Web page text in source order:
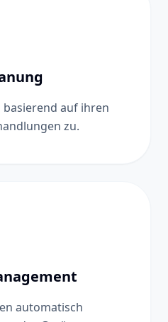
basierend auf ihren
zu.
automatisch